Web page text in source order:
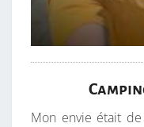
Mon envie était